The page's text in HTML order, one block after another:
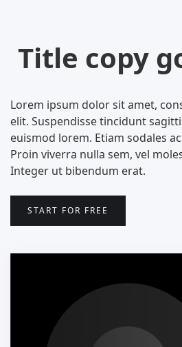
Title copy
Lorem ipsum dolor sit amet,
elit. Suspendisse tincidunt
euismod lorem. Etiam sodales
Proin viverra nulla sem, vel
Integer ut bibendum erat.
START FOR FREE